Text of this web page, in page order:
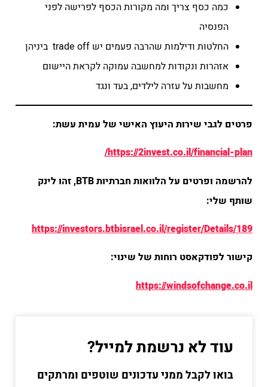
כמה כסף צריך ומה מקורות הכסף לפרישה לפני
הפנסיה
החלטות ודילמות שהרבה פעמים יש trade off ביניהן
אזהרות ונקודות למחשבה עמוקה לקראת היישום
מחשבות על עזרה לילדים, בעד ונגד
פרטים לגבי שירות היעוץ האישי של עמית עשת:
https://2invest.co.il/financial-plan/
להרשמה ופרטים על הלוואות חברתיות BTB, זהו לינק
שותף שלי:
https://investors.btbisrael.co.il/register/Details/189
קישור לפודקאסט רוחות של שינוי:
https://windsofchange.co.il
עוד לא נרשמת למייל?
בואו לקבל ממני עדכונים שוטפים ומרתקים